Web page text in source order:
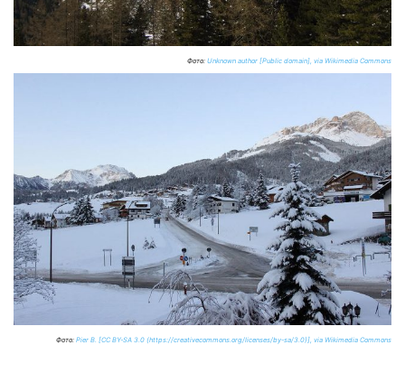
Фото: Unknown author [Public domain], via Wikimedia Commons
Фото: Pier B. [CC BY-SA 3.0 (https://creativecommons.org/licenses/by-sa/3.0)], via Wikimedia Commons